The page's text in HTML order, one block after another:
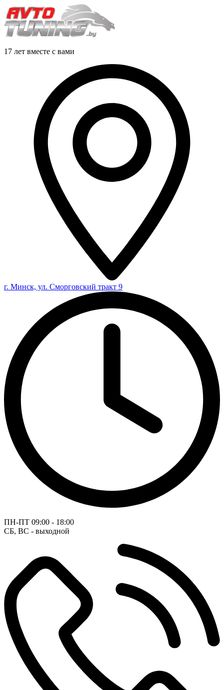
17 лет вместе с вами
г. Минск, ул. Сморговский тракт 9
ПН-ПТ 09:00 - 18:00
СБ, ВС - выходной